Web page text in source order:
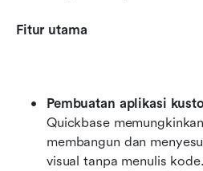
Fitur utama
Pembuatan aplikasi
Quickbase
membangun dan
visual tanpa menulis